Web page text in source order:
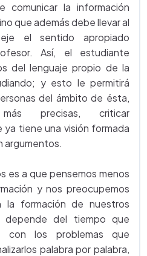
la información
que además debe llevar al
el sentido apropiado
Así, el estudiante
del lenguaje propio de la
y esto le permitirá
del ámbito de ésta,
precisas, criticar
tiene una visión formada
argumentos.
es a que pensemos menos
y nos preocupemos
formación de nuestros
depende del tiempo que
con los problemas que
palabra por palabra,